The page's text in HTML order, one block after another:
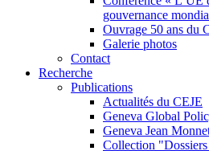
gouvernance
Ouvrage 50 ans du
Galerie photos
Contact
Recherche
Publications
Actualités du CEJE
Geneva Global
Geneva Jean
Collection